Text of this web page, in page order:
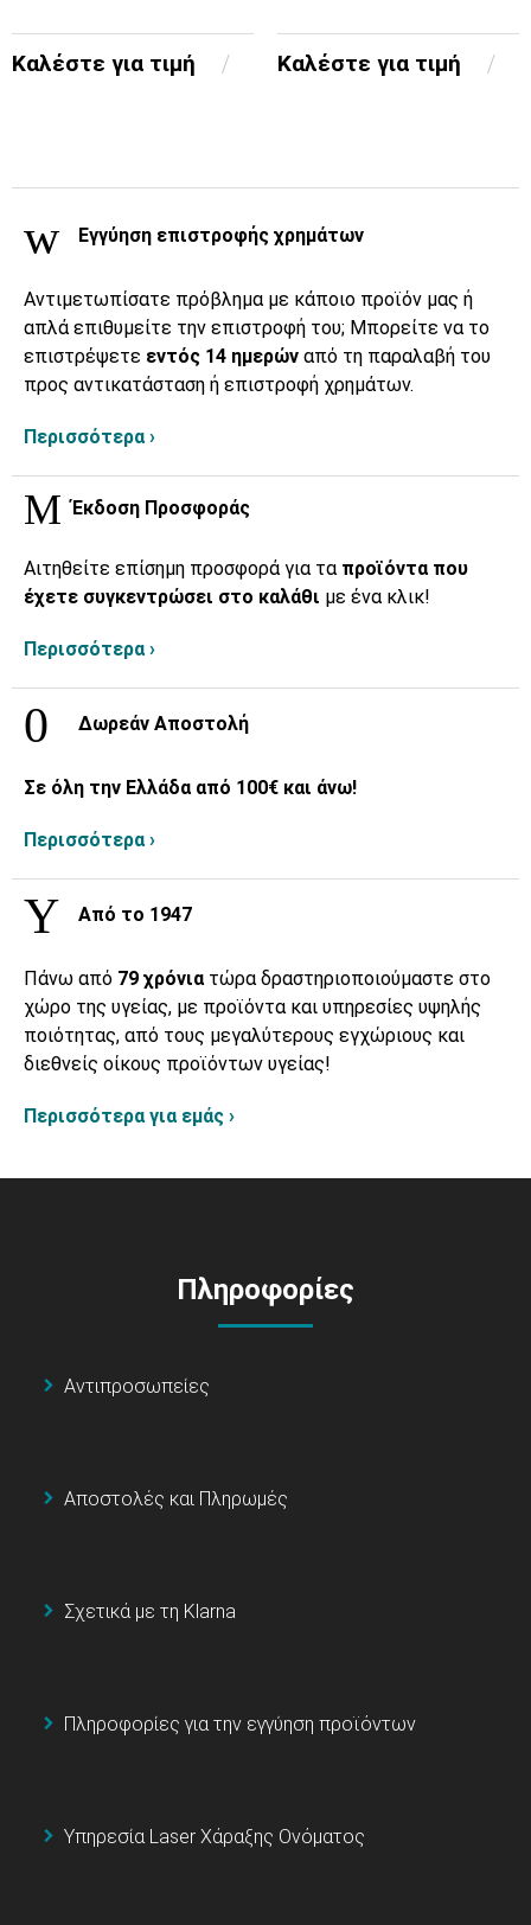
Καλέστε για τιμή Καλέστε για τιμή
Εγγύηση επιστροφής χρημάτων
Αντιμετωπίσατε πρόβλημα με κάποιο προϊόν μας ή
απλά επιθυμείτε την επιστροφή του; Μπορείτε να το
επιστρέψετε εντός 14 ημερών από τη παραλαβή του
προς αντικατάσταση ή επιστροφή χρημάτων.
Περισσότερα ›
Έκδοση Προσφοράς
Αιτηθείτε επίσημη προσφορά για τα προϊόντα που
έχετε συγκεντρώσει στο καλάθι με ένα κλικ!
Περισσότερα ›
Δωρεάν Αποστολή
Σε όλη την Ελλάδα από 100€ και άνω!
Περισσότερα ›
Από το 1947
Πάνω από 79 χρόνια τώρα δραστηριοποιούμαστε στο
χώρο της υγείας, με προϊόντα και υπηρεσίες υψηλής
ποιότητας, από τους μεγαλύτερους εγχώριους και
διεθνείς οίκους προϊόντων υγείας!
Περισσότερα για εμάς ›
Πληροφορίες
Αντιπροσωπείες
Αποστολές και Πληρωμές
Σχετικά με τη Klarna
Πληροφορίες για την εγγύηση προϊόντων
Υπηρεσία Laser Χάραξης Ονόματος